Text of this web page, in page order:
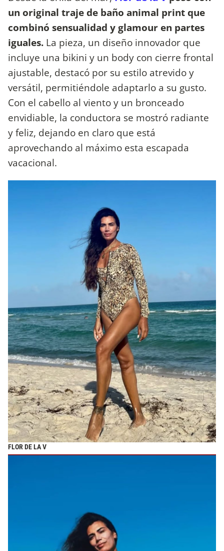
un original traje de baño animal print que
combinó sensualidad y glamour en partes
iguales. La pieza, un diseño innovador que
incluye una bikini y un body con cierre frontal
ajustable, destacó por su estilo atrevido y
versátil, permitiéndole adaptarlo a su gusto.
Con el cabello al viento y un bronceado
envidiable, la conductora se mostró radiante
y feliz, dejando en claro que está
aprovechando al máximo esta escapada
vacacional.
FLOR DE LA V